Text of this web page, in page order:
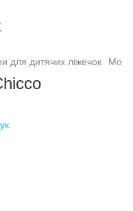
для дитячих ліжечок